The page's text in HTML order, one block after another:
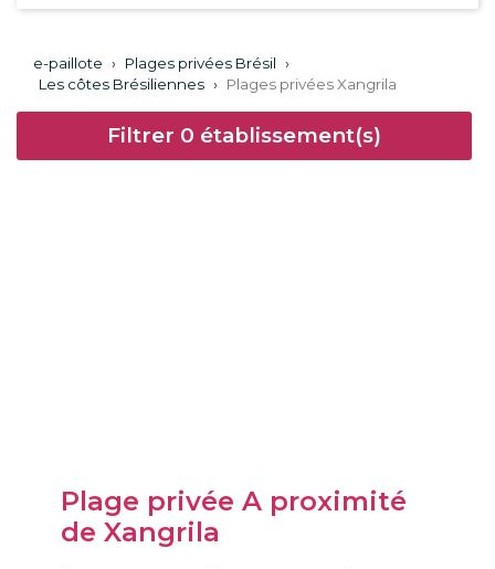
e-paillote › Plages privées Brésil ›
Les côtes Brésiliennes › Plages privées Xangrila
Filtrer 0 établissement(s)
Plage privée A proximité
de Xangrila